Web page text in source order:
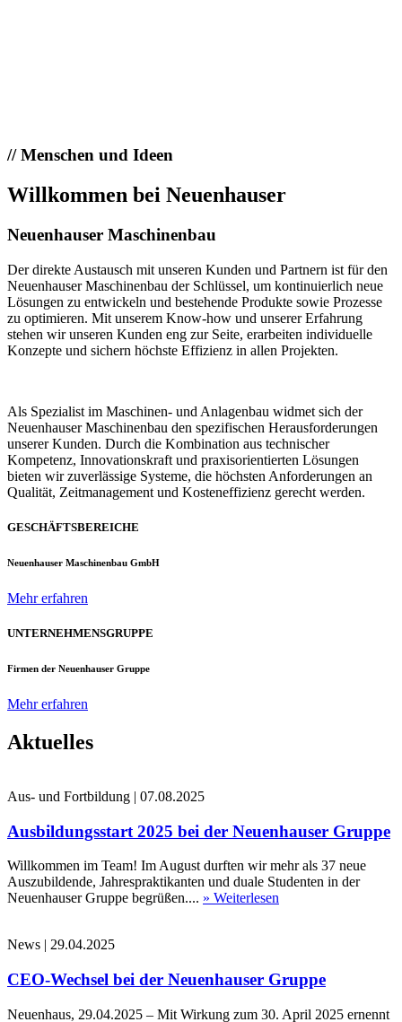
//Menschen und Ideen
Willkommen bei Neuenhauser
Neuenhauser Maschinenbau
Der direkte Austausch mit unseren Kunden und Partnern ist für den
Neuenhauser Maschinenbau der Schlüssel, um kontinuierlich neue
Lösungen zu entwickeln und bestehende Produkte sowie Prozesse
zu optimieren. Mit unserem Know-how und unserer Erfahrung
stehen wir unseren Kunden eng zur Seite, erarbeiten individuelle
Konzepte und sichern höchste Effizienz in allen Projekten.
Als Spezialist im Maschinen- und Anlagenbau widmet sich der
Neuenhauser Maschinenbau den spezifischen Herausforderungen
unserer Kunden. Durch die Kombination aus technischer
Kompetenz, Innovationskraft und praxisorientierten Lösungen
bieten wir zuverlässige Systeme, die höchsten Anforderungen an
Qualität, Zeitmanagement und Kosteneffizienz gerecht werden.
GESCHÄFTSBEREICHE
Neuenhauser Maschinenbau GmbH
Mehr erfahren
UNTERNEHMENSGRUPPE
Firmen der Neuenhauser Gruppe
Mehr erfahren
Aktuelles
Aus- und Fortbildung | 07.08.2025
Ausbildungsstart 2025 bei der Neuenhauser Gruppe
Willkommen im Team! Im August durften wir mehr als 37 neue
Auszubildende, Jahrespraktikanten und duale Studenten in der
Neuenhauser Gruppe begrüßen.... » Weiterlesen
News | 29.04.2025
CEO-Wechsel bei der Neuenhauser Gruppe
Neuenhaus, 29.04.2025 – Mit Wirkung zum 30. April 2025 ernennt